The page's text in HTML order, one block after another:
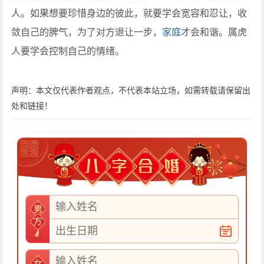
人。如果想要珍惜身边的彼此，就要学会宽容和忍让，收
敛自己的脾气，为了对方退让一步， 家庭才会和谐。属虎
人要学会控制自己的情绪。
声明：本文仅代表作者观点，不代表本站立场，如需转载请保留出
处和链接！